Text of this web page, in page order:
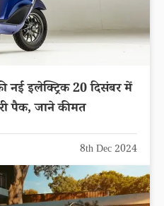
इलेक्ट्रिक 20 दिसंबर में
पैक, जाने कीमत
8th Dec 2024